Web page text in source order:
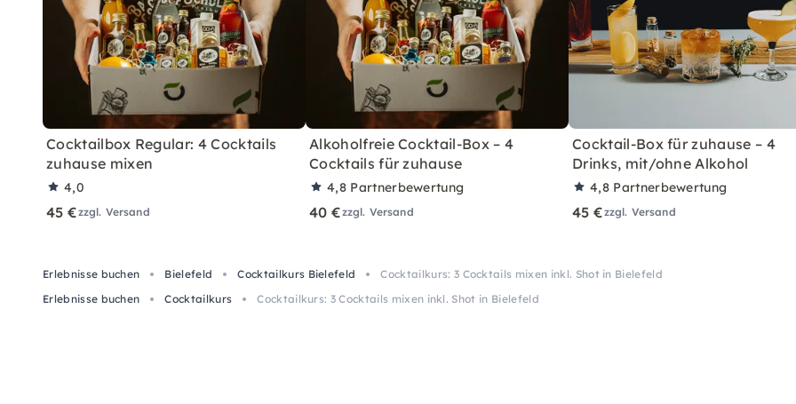
Cocktailbox Regular: 4 Cocktails
zuhause mixen
4,0
45 €zzgl. Versand
Alkoholfreie Cocktail-Box – 4
Cocktails für zuhause
4,8 Partnerbewertung
40 €zzgl. Versand
Cocktail-Box für zuhause – 4
Drinks, mit/ohne Alkohol
4,8 Partnerbewertung
45 €zzgl. Versand
Erlebnisse buchen Bielefeld Cocktailkurs Bielefeld
Cocktailkurs: 3 Cocktails mixen inkl. Shot in Bielefeld
Erlebnisse buchen
Cocktailkurs Cocktailkurs: 3 Cocktails mixen inkl. Shot in Bielefeld